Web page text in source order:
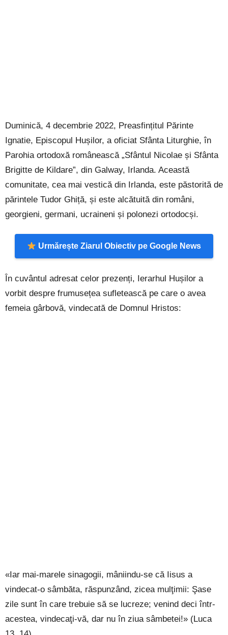
Duminică, 4 decembrie 2022, Preasfințitul Părinte
Ignatie, Episcopul Hușilor, a oficiat Sfânta Liturghie, în
Parohia ortodoxă românească „Sfântul Nicolae și Sfânta
Brigitte de Kildare”, din Galway, Irlanda. Această
comunitate, cea mai vestică din Irlanda, este păstorită de
părintele Tudor Ghiță, și este alcătuită din români,
georgieni, germani, ucraineni și polonezi ortodocși.
Urmărește Ziarul Obiectiv pe Google News
În cuvântul adresat celor prezenți, Ierarhul Hușilor a
vorbit despre frumusețea sufletească pe care o avea
femeia gârbovă, vindecată de Domnul Hristos:
«Iar mai-marele sinagogii, mâniindu-se că Iisus a
vindecat-o sâmbăta, răspunzând, zicea mulţimii: Şase
zile sunt în care trebuie să se lucreze; venind deci într-
acestea, vindecaţi-vă, dar nu în ziua sâmbetei!» (Luca